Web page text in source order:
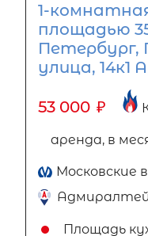
1-
площадью
Петербург,
улица, 14к1
53 000 ₽
аренда, в
Московские
Площадь